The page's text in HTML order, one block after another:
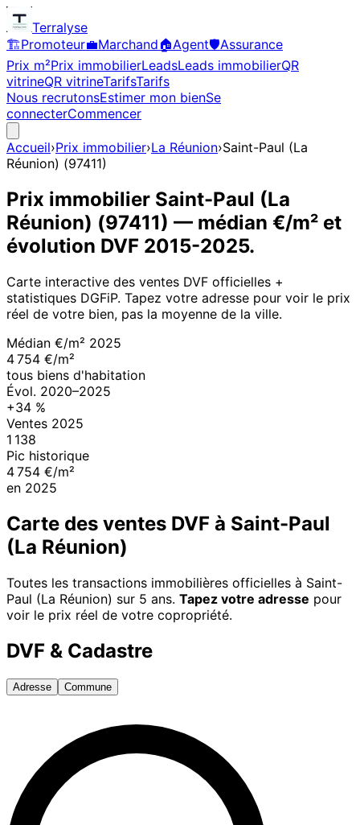
Terralyse
🏗️Promoteur💼Marchand🏠Agent🛡️Assurance
Prix m²Prix immobilierLeadsLeads immobilierQR
vitrineQR vitrineTarifsTarifs
Nous recrutonsEstimer mon bienSe
connecterCommencer
Accueil›Prix immobilier›La Réunion›Saint-Paul (La
Réunion) (97411)
Prix immobilier Saint-Paul (La
Réunion) (97411) — médian €/m² et
évolution DVF 2015-2025.
Carte interactive des ventes DVF officielles +
statistiques DGFiP. Tapez votre adresse pour voir le prix
réel de votre bien, pas la moyenne de la ville.
Médian €/m² 2025
4 754 €/m²
tous biens d'habitation
Évol. 2020–2025
+34 %
Ventes 2025
1 138
Pic historique
4 754 €/m²
en 2025
Carte des ventes DVF à Saint-Paul
(La Réunion)
Toutes les transactions immobilières officielles à Saint-
Paul (La Réunion) sur 5 ans. Tapez votre adresse pour
voir le prix réel de votre copropriété.
DVF & Cadastre
Adresse Commune